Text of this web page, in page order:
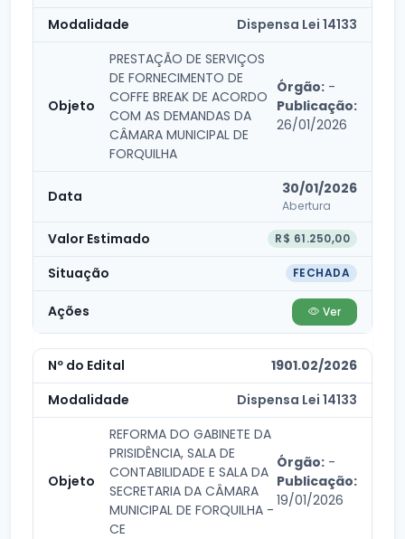
Dispensa Lei 14133
PRESTAÇÃO DE SERVIÇOS
DE FORNECIMENTO DE
COFFE BREAK DE ACORDO
COM AS DEMANDAS DA
CÂMARA MUNICIPAL DE
FORQUILHA
Órgão: -
Publicação:
26/01/2026
30/01/2026
Abertura
R$ 61.250,00
FECHADA
Ver
1901.02/2026
Dispensa Lei 14133
REFORMA DO GABINETE DA
PRISIDÊNCIA, SALA DE
CONTABILIDADE E SALA DA
SECRETARIA DA CÂMARA
MUNICIPAL DE FORQUILHA -
CE
Órgão: -
Publicação:
19/01/2026